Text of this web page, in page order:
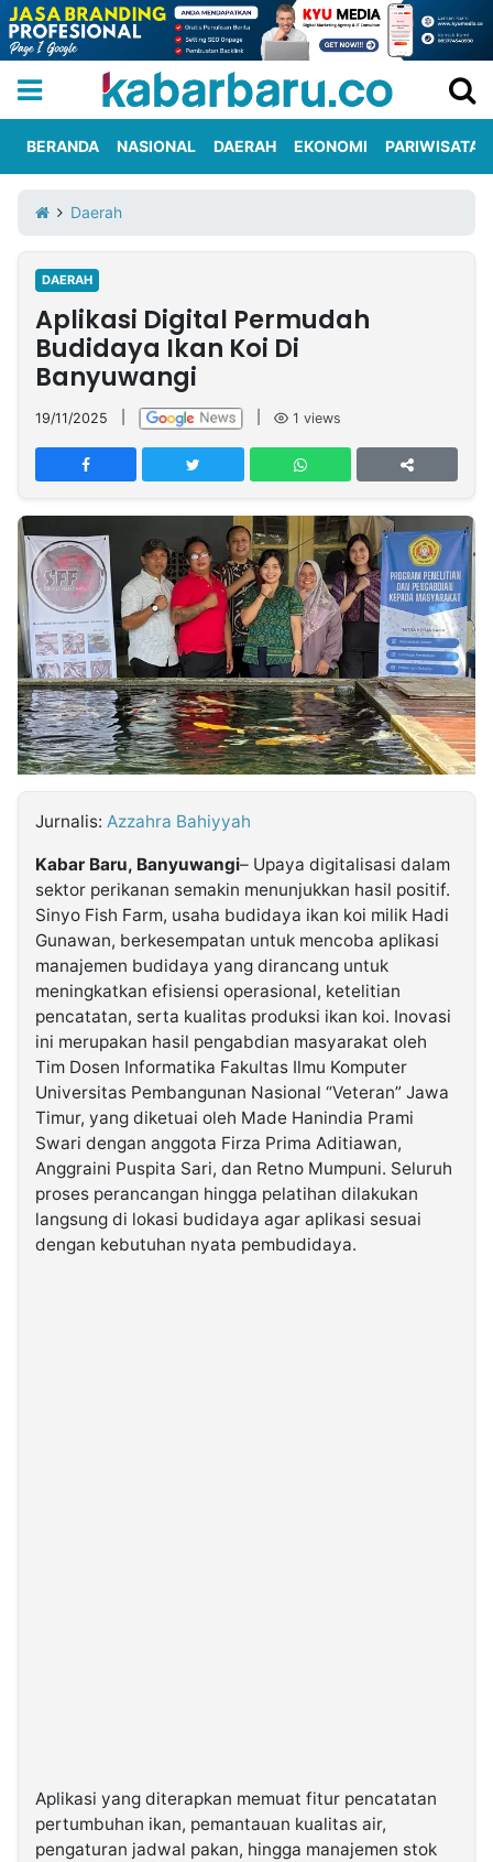
Iklan
Berita
Kami
Nasional
International
Olahraga
Entertainment
Daerah
Pariwisata
Kuliner
Kolom
Network
PT
TREETAN
INDONESIA
Partner
Insight
NTB
Suara
Time
Lens
IDN
Daily
Jogja
Jalan
Rakyat
Idealita
News
Kita
Notice
Dinamikapost.com
Radar
Baru
Seedbacklink
Follow
Kabarbaru
Kabarbaru
Media
BERANDA NASIONAL DAERAH EKONOMI PARIWISATA
Daerah
DAERAH
Aplikasi Digital Permudah
Budidaya Ikan Koi Di
Banyuwangi
19/11/2025 1 views
Jurnalis: Azzahra Bahiyyah
Kabar Baru, Banyuwangi– Upaya digitalisasi dalam
sektor perikanan semakin menunjukkan hasil positif.
Sinyo Fish Farm, usaha budidaya ikan koi milik Hadi
Gunawan, berkesempatan untuk mencoba aplikasi
manajemen budidaya yang dirancang untuk
meningkatkan efisiensi operasional, ketelitian
pencatatan, serta kualitas produksi ikan koi. Inovasi
ini merupakan hasil pengabdian masyarakat oleh
Tim Dosen Informatika Fakultas Ilmu Komputer
Universitas Pembangunan Nasional “Veteran” Jawa
Timur, yang diketuai oleh Made Hanindia Prami
Swari dengan anggota Firza Prima Aditiawan,
Anggraini Puspita Sari, dan Retno Mumpuni. Seluruh
proses perancangan hingga pelatihan dilakukan
langsung di lokasi budidaya agar aplikasi sesuai
dengan kebutuhan nyata pembudidaya.
Aplikasi yang diterapkan memuat fitur pencatatan
pertumbuhan ikan, pemantauan kualitas air,
pengaturan jadwal pakan, hingga manajemen stok